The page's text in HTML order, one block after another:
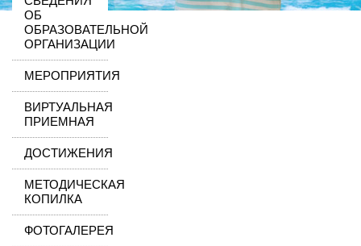
ОБ
ОБРАЗОВАТЕЛЬНОЙ
ОРГАНИЗАЦИИ
МЕРОПРИЯТИЯ
ВИРТУАЛЬНАЯ
ПРИЕМНАЯ
ДОСТИЖЕНИЯ
МЕТОДИЧЕСКАЯ
КОПИЛКА
ФОТОГАЛЕРЕЯ